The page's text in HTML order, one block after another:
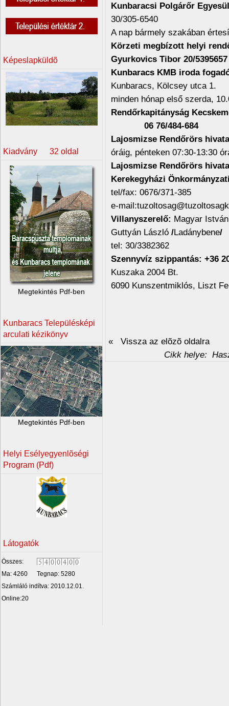
Képeslapküldõ
Kiadvány 32 oldal
Megtekintés Pdf-ben
Kunbaracs Településképi
arculati kézikönyv
Megtekintés Pdf-ben
Helyi Esélyegyenlõségi
Program (Pdf)
Látogatók
Összes:
Ma: 4260
Tegnap: 5280
Számláló indítva: 2010.12.01.
Online:20
Kunbaracsi Polgárőr
30/305-6540
A nap bármely szakában
Körzeti megbízott helyi
Gyurkovics Tibor 20/5395657
Kunbaracs KMB iroda
Kunbaracs, Kölcsey utca 1.
minden hónap első szerda,
Rendőrkapitányság
06 76/484-684
Lajosmizse Rendőrörs
óráig, pénteken 07:30-13:30
Lajosmizse Rendőrörs
Kerekegyházi
tel/fax: 0676/371-385
e-
Villanyszerelő: Magyar
Guttyán László /Ladánybene/
tel: 30/3382362
Szennyvíz szippantás: +36
Kuszaka 2004 Bt.
6090 Kunszentmiklós, Liszt
« Vissza az elõzõ oldalra
Cikk helye: